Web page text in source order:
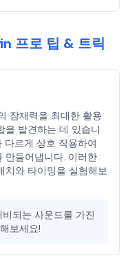
프로 팁 & 트릭
잠재력을 최대한 활용
을 발견하는 데 있습니
르게 상호 작용하여
만들어냅니다. 이러한
치와 타이밍을 실험해보
되는 사운드를 가진
보세요!